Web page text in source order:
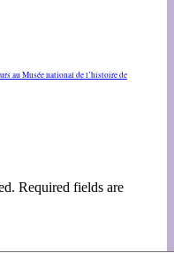
au Musée national de l’histoire de
Required fields are